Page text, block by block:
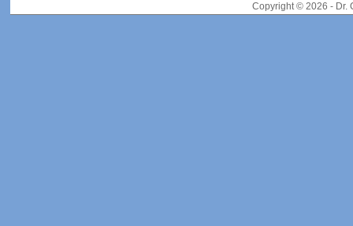
Copyright © 2026 - Dr.